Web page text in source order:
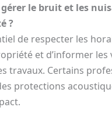
le bruit et les
?
de respecter les
et d’informer les
travaux. Certains
protections